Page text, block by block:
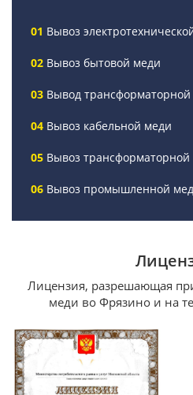
Вывоз
Вывоз бытовой меди
Вывод
Вывоз кабельной меди
Вывоз трансформаторной
Вывоз промышленной
Лицензия, разрешающая
меди во Фрязино и на